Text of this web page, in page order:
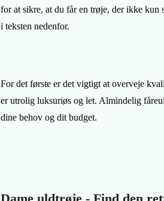
for at sikre, at du får en trøje, der ikke kun
i teksten nedenfor.
For det første er det vigtigt at overveje
er utrolig luksuriøs og let. Almindelig
dine behov og dit budget.